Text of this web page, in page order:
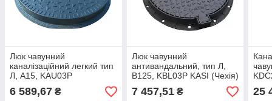
Люк чавунний
каналізаційний легкий тип
Л, А15, KAU03P
6 589,67 ₴
Люк чавунний
антивандальний, тип Л,
В125, KBL03P KASI (Чехія)
7 457,51₴ 25